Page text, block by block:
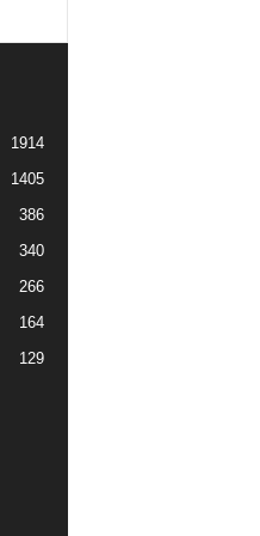
1914
1405
386
340
266
164
129